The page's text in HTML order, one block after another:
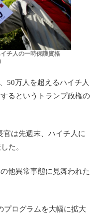
チ人の一時保護資格
50万人を超えるハイチ人
るというトランプ政権の
官は先週末、ハイチ人に
た。
他異常事態に見舞われた
プログラムを大幅に拡大